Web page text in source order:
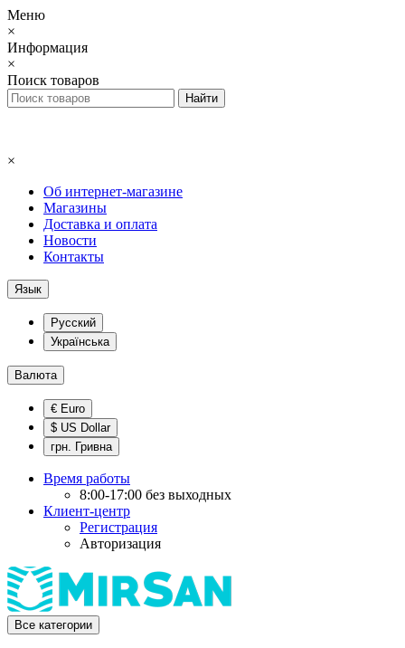
Меню
×
Информация
×
Поиск товаров
×
Об интернет-магазине
Магазины
Доставка и оплата
Новости
Контакты
Язык
Русский
Українська
Валюта
€ Euro
$ US Dollar
грн. Гривна
Время работы
8:00-17:00 без выходных
Клиент-центр
Регистрация
Авторизация
Все категории